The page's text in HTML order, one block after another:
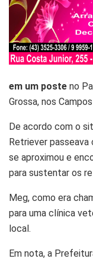
em um poste no
Grossa, nos
De acordo com o
Retriever
se aproximou e
para sustentar os
Meg, como era
para uma clínica
local.
Em nota, a